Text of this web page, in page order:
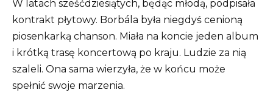
W latach sześćdziesiątych, będąc młodą, podpisała
kontrakt płytowy. Borbála była niegdyś cenioną
piosenkarką chanson. Miała na koncie jeden album
i krótką trasę koncertową po kraju. Ludzie za nią
szaleli. Ona sama wierzyła, że ​​w końcu może
spełnić swoje marzenia.